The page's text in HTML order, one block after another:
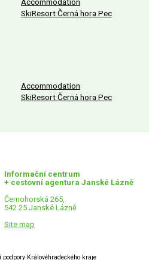
Accommodation
SkiResort Černá hora Pec
Accommodation
SkiResort Černá hora Pec
Informační centrum
+ cestovní agentura Janské Lázně
Černohorská 265,
542 25 Janské Lázně
Site map
Královéhradeckého kraje